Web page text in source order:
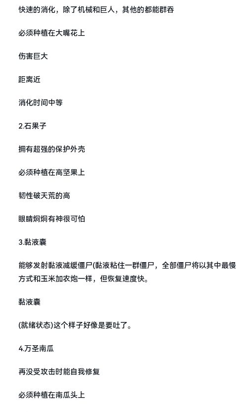
快速的消化，除了机械和巨人，其他的都能群吞
必须种植在大嘴花上
伤害巨大
距离近
消化时间中等
2.石果子
拥有超强的保护外壳
必须种植在高坚果上
韧性破天荒的高
眼睛炯炯有神很可怕
3.黏液囊
能够发射黏液减缓僵尸(黏液粘住一群僵尸，全部僵尸将以其中最
方式和玉米加农炮一样，但恢复速度快。
黏液囊
(就绪状态)这个样子好像是要吐了。
4.万圣南瓜
再没受攻击时能自我修复
必须种植在南瓜头上